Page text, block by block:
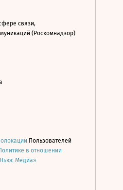
связи,
(Роскомнадзор)
Пользователей
в отношении
Медиа»